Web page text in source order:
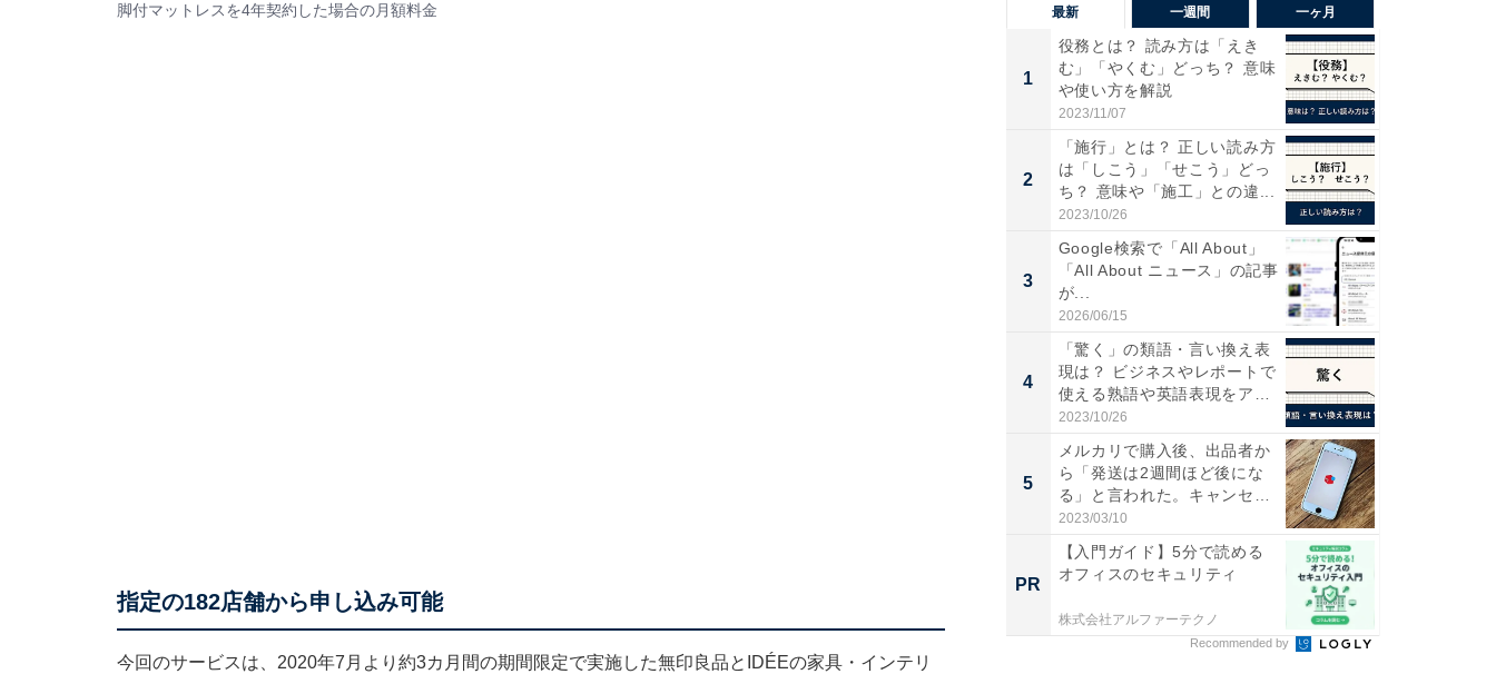
脚付マットレスを4年契約した場合の月額料金
指定の182店舗から申し込み可能
今回のサービスは、2020年7月より約3カ月間の期間限定で実施した無印良品とIDÉEの家具・インテリ
最新 一週間 一ヶ月
1
役務とは？ 読み方は「えき
む」「やくむ」どっち？ 意味
や使い方を解説
2023/11/07
2
「施行」とは？ 正しい読み方
は「しこう」「せこう」どっ
ち？ 意味や「施工」との違...
2023/10/26
3
Google検索で「All About」
「All About ニュース」の記事
が...
2026/06/15
4
「驚く」の類語・言い換え表
現は？ ビジネスやレポートで
使える熟語や英語表現をア
ナ...
2023/10/26
5
メルカリで購入後、出品者か
ら「発送は2週間ほど後にな
る」と言われた。キャンセル
で...
2023/03/10
PR
【入門ガイド】5分で読める
オフィスのセキュリティ
株式会社アルファーテクノ
Recommended by